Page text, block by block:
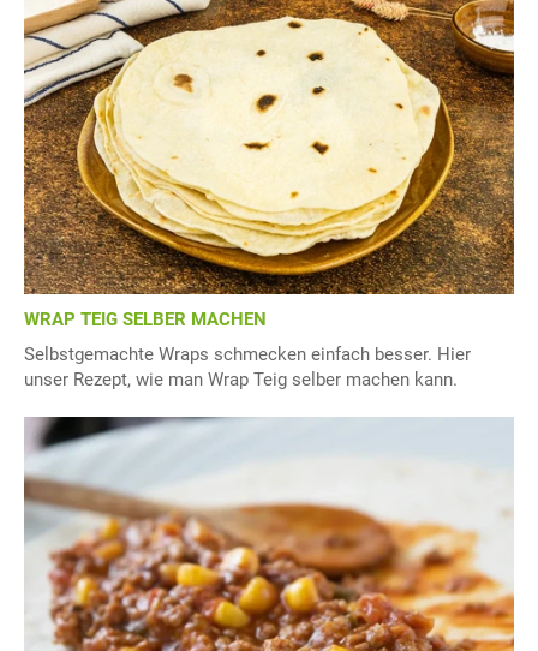
WRAP TEIG SELBER MACHEN
Selbstgemachte Wraps schmecken einfach besser. Hier
unser Rezept, wie man Wrap Teig selber machen kann.